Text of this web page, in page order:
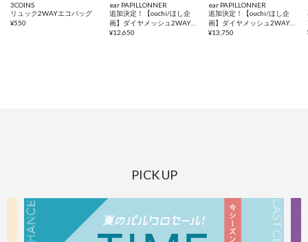
3COINS
リュック2WAYエコバッグ
¥550
ear PAPILLONNER
追加決定！【ouchi/ほし企
画】ダイヤメッシュ2WAYト
ートバッグ Sサイズ
¥12,650
ear PAPILLONNER
追加決定！【ouchi/ほし企
画】ダイヤメッシュ2WAYト
ートバッグLサイズ
¥13,750
PICK UP